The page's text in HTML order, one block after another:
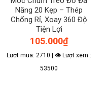
Năng 20 Kẹp – Thép
Chống Rỉ, Xoay 360 Độ
Tiện Lợi
105.000₫
Lượt mua: 2710 | 👁 Lượt xem :
53500